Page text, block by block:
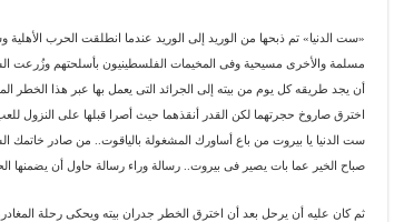
«ست الدنيا» تم ذبحها من الوريد إلى الوريد عندما انطلقت الحرب
مسلمة والأخرى مسيحية وفى المخيمات الفلسطينيون بأسلحتهم وزُرعت
أن يجد طريقه كل يوم من بيته إلى الجرائد التى يعمل بها عبر هذا الخطر
اخترق صاروخ حجرتهما لكن القدر أنقذهما حيث أصرا قبلها على النزول
ست الدنيا يا بيروت من باع أساورك المشغولة بالياقوت.. من صادر
صباح الخير عما بات يصير فى بيروت.. رسالة وراء رسالة حاول أن يضمنها
ثم كان عليه أن يرحل بعد أن اخترق الخطر جدران بيته ويحكى رحلة